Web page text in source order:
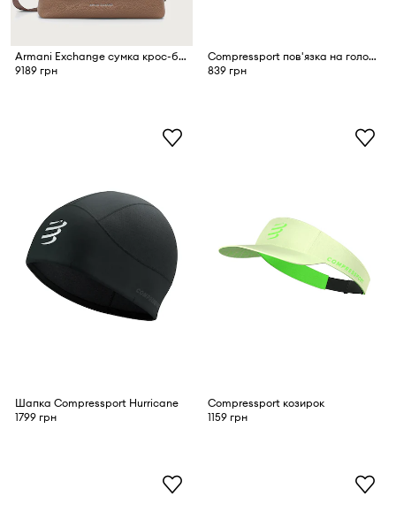
Armani Exchange сумка крос-боді жіноча зі штучної шкіри
9189 грн
Compressport пов'язка на голову жіноча On/Off
839 грн
Шапка Compressport Hurricane
1799 грн
Compressport козирок
1159 грн